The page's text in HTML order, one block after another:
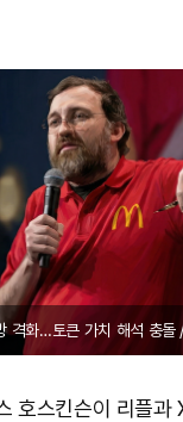
격화…토큰 가치 해석 충
호스킨슨이 리플과